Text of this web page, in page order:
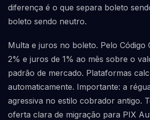
diferença é o que separa boleto
boleto sendo neutro.
Multa e juros no boleto. Pelo Código
2% e juros de 1% ao mês sobre o
padrão de mercado. Plataformas
automaticamente. Importante: a
agressiva no estilo cobrador antigo.
oferta clara de migração para PIX